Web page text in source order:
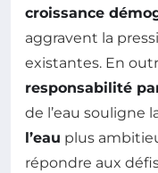
croissance
aggravent la
existantes. En
responsabilité
de l’eau souligne
l’eau plus
répondre aux